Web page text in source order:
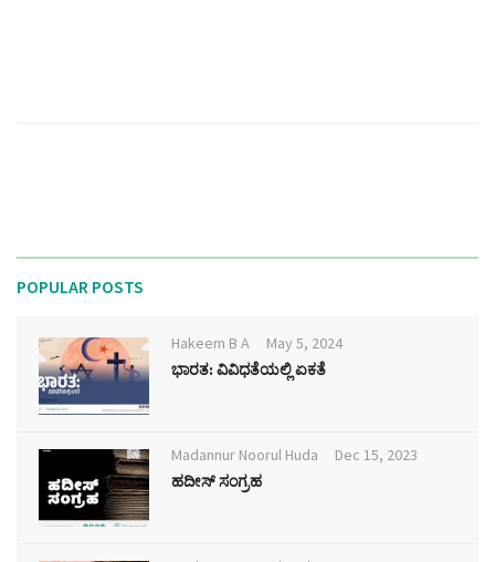
POPULAR POSTS
Hakeem B A
May 5, 2024
ಭಾರತ: ವಿವಿಧತೆಯಲ್ಲಿ ಏಕತೆ
Madannur Noorul Huda
Dec 15, 2023
ಹದೀಸ್ ಸಂಗ್ರಹ